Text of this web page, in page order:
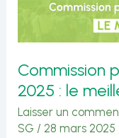
pire
Commission
2025 : le
Laisser un
SG / 28 mars 2025